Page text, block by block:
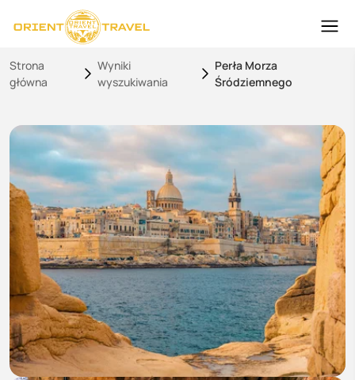
Strona
główna
Wyniki
wyszukiwania
Perła Morza
Śródziemnego